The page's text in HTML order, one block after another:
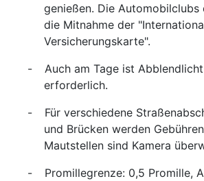
genießen. Die Automobilclubs
die Mitnahme der
Versicherungskarte".
-
Auch am Tage ist
erforderlich.
-
Für verschiedene
und Brücken werden
Mautstellen sind Kamera
-
Promillegrenze: 0,5 Promille,